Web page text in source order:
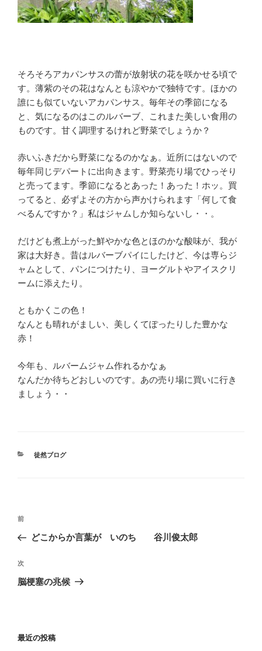
そろそろアカパンサスの蕾が放射状の花を咲かせる頃で
す。薄紫のその花はなんとも涼やかで独特です。ほかの
誰にも似ていないアカパンサス。毎年その季節になる
と、気になるのはこのルバーブ、これまた美しい食用の
ものです。甘く調理するけれど野菜でしょうか？
赤いふきだから野菜になるのかなぁ。近所にはないので
毎年同じデパートに出向きます。野菜売り場でひっそり
と売ってます。季節になるとあった！あった！ホッ。買
ってると、必ずよその方から声かけられます「何して食
べるんですか？」私はジャムしか知らないし・・。
だけども煮上がった鮮やかな色とほのかな酸味が、我が
家は大好き。昔はルバーブパイにしたけど、今は専らジ
ャムとして、パンにつけたり、ヨーグルトやアイスクリ
ームに添えたり。
ともかくこの色！
なんとも晴れがましい、美しくてぽったりした豊かな
赤！
今年も、ルバームジャム作れるかなぁ
なんだか待ちどおしいのです。あの売り場に買いに行き
ましょう・・
カ
徒然ブログ
投
ナ
ビ
ゲ
ン
前
の
稿
前
どこからか言葉が いのち 谷川俊太郎
次
の
次
脳梗塞の兆候
最近の投稿